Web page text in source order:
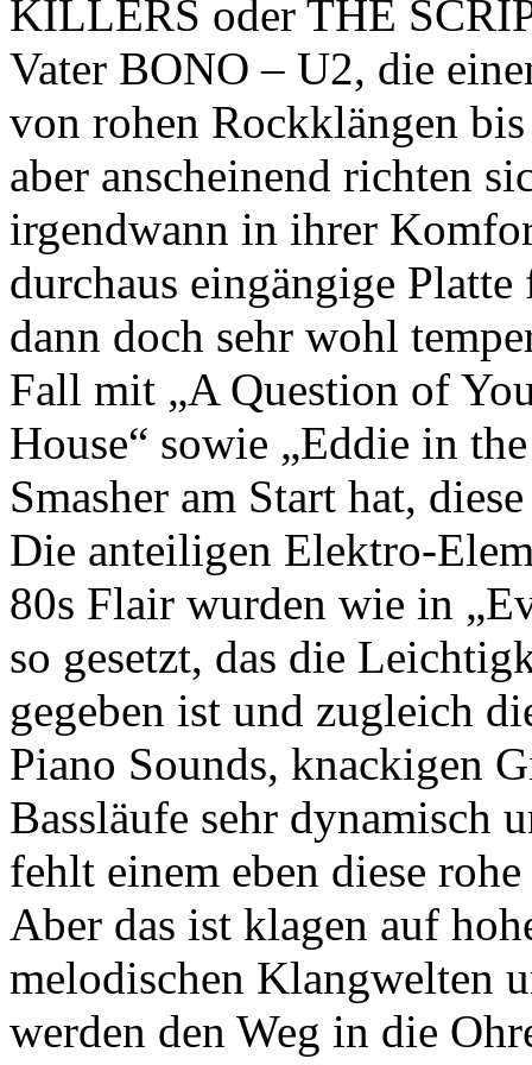
KILLERS oder THE
Vater BONO – U2, die
von rohen Rockklängen
aber anscheinend richten
irgendwann in ihrer
durchaus eingängige
dann doch sehr wohl
Fall mit „A Question of
House“ sowie „Eddie in
Smasher am Start hat,
Die anteiligen Elektro-
80s Flair wurden wie in
so gesetzt, das die
gegeben ist und zugleich
Piano Sounds, knackigen
Bassläufe sehr dynamisch
fehlt einem eben diese
Aber das ist klagen auf
melodischen Klangwelten
werden den Weg in die